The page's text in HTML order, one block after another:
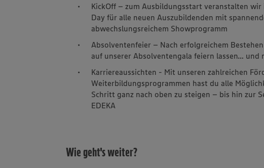
KickOff – zum Ausbildungsstart veranstalten
Day für alle neuen Auszubildenden mit
abwechslungsreichem Showprogramm
Absolventenfeier – Nach erfolgreichem
auf unserer Absolventengala feiern lassen… und
Karriereaussichten - Mit unseren zahlreichen
Weiterbildungsprogrammen hast du alle
Schritt ganz nach oben zu steigen – bis hin zur
EDEKA
Wie geht's weiter?